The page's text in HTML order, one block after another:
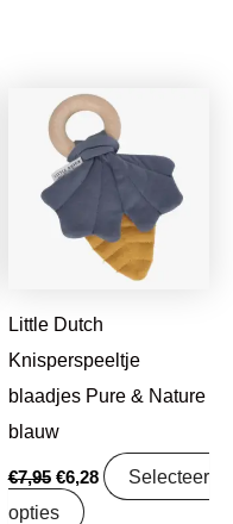
Little Dutch
Knisperspeeltje
blaadjes Pure & Nature
blauw
€7,95
Oorspronkelijke
prijs
was:
€7,95.
€6,28
Huidige
prijs
is:
€6,28.
Selecteer
opties